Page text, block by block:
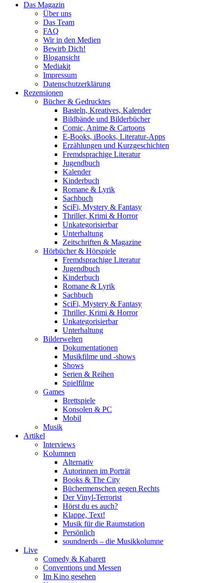
Das Magazin
Über uns
Das Team
FAQ
Wir in den Medien
Bewirb Dich!
Blogansicht
Mediakit
Impressum
Datenschutzerklärung
Rezensionen
Bücher & Gedrucktes
Basteln, Kreatives, Kalender
Bildbände und Bilderbücher
Comic, Anime & Cartoons
E-Books, iBooks, Literatur-Apps
Erzählungen und Kurzgeschichten
Fremdsprachige Literatur
Jugendbuch
Kalender
Kinderbuch
Romane & Lyrik
Sachbuch
SciFi, Mystery & Fantasy
Thriller, Krimi & Horror
Unkategorisierbar
Unterhaltung
Zeitschriften & Magazine
Hörbücher & Hörspiele
Fremdsprachige Literatur
Jugendbuch
Kinderbuch
Romane & Lyrik
Sachbuch
SciFi, Mystery & Fantasy
Thriller, Krimi & Horror
Unkategorisierbar
Unterhaltung
Bilderwelten
Dokumentationen
Musikfilme und -shows
Shows
Serien & Reihen
Spielfilme
Games
Brettspiele
Konsolen & PC
Mobil
Musik
Artikel
Interviews
Kolumnen
Alternativ
Autorinnen im Porträt
Books & The City
Büchermenschen gegen Rechts
Der Vinyl-Terrorist
Hörst du es auch?
Klappe, Text!
Musik für die Raumstation
Persönlich
soundnerds – die Musikkolumne
Live
Comedy & Kabarett
Conventions und Messen
Im Kino gesehen